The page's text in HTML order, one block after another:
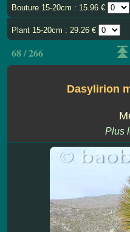
Bouture 15-20cm : 15.96 €
Plant 15-20cm : 29.26 €
68 / 266
Dasylirion
Plus